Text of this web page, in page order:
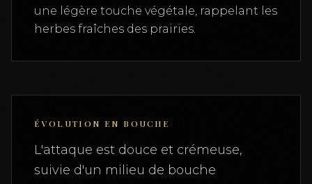
une légère touche végétale, rappelant les
herbes fraîches des prairies.
ÉVOLUTION EN BOUCHE
L'attaque est douce et crémeuse,
suivie d'un milieu de bouche